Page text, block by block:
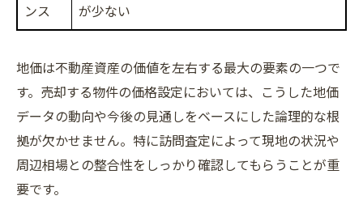
ンス
が少ない
地価は不動産資産の価値を左右する最大の要素の一つで
す。売却する物件の価格設定においては、こうした地価
データの動向や今後の見通しをベースにした論理的な根
拠が欠かせません。特に訪問査定によって現地の状況や
周辺相場との整合性をしっかり確認してもらうことが重
要です。